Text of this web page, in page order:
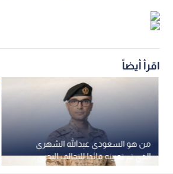
اقرأ أيضاً
من هو السعودي عبدالله الشهري
الذي تم تعيينه قائدا للتحالف البحري
متعدد الجنسيات؟